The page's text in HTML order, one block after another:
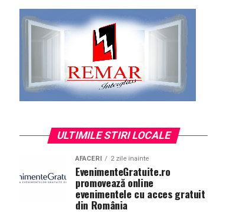
ULTIMILE STIRI LOCALE
AFACERI 2 zile inainte
EvenimenteGratuite.ro
promovează online
evenimentele cu acces gratuit
din România